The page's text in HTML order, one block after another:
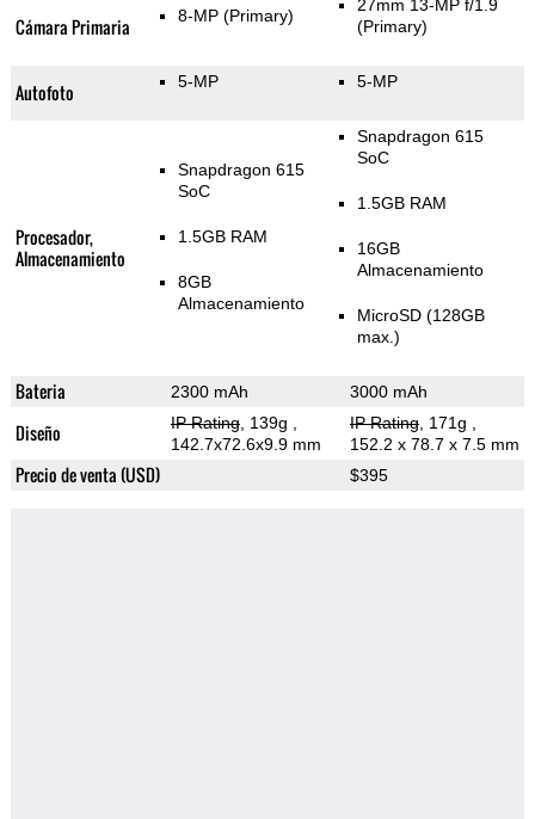
Cámara Primaria 8-MP (Primary)
27mm 13-MP f/1.9
(Primary)
Autofoto 5-MP 5-MP
Procesador,
Almacenamiento
Snapdragon 615
SoC
1.5GB RAM
8GB
Almacenamiento
Snapdragon 615
SoC
1.5GB RAM
16GB
Almacenamiento
MicroSD (128GB
max.)
Bateria 2300 mAh 3000 mAh
Diseño IP Rating, 139g
142.7x72.6x9.9 mm
IP Rating, 171g
152.2 x 78.7 x 7.5 mm
Precio de venta (USD) $395